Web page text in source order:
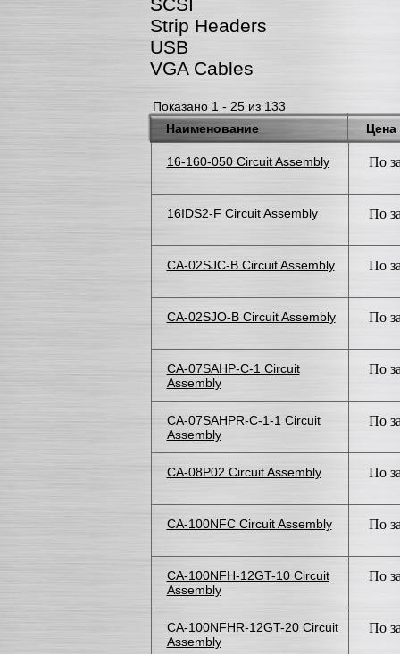
Strip Headers
USB
VGA Cables
Показано 1 - 25 из 133
Наименование
Цена
16-160-050 Circuit Assembly По
16IDS2-F Circuit Assembly По
CA-02SJC-B Circuit Assembly По
CA-02SJO-B Circuit Assembly По
CA-07SAHP-C-1 Circuit
Assembly
По
CA-07SAHPR-C-1-1 Circuit
Assembly
По
CA-08P02 Circuit Assembly По
CA-100NFC Circuit Assembly По
CA-100NFH-12GT-10 Circuit
Assembly
По
CA-100NFHR-12GT-20 Circuit
Assembly
По